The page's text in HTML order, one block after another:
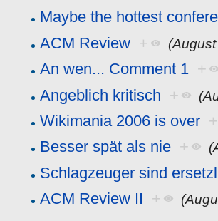
Maybe the hottest
ACM Review +
An wen... Comment 1 +
Angeblich kritisch +
Wikimania 2006 is over +
Besser spät als nie +
Schlagzeuger sind
ACM Review II +